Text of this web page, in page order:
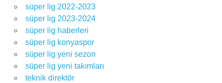
süper lig 2022-2023
süper lig 2023-2024
süper lig haberleri
süper lig konyaspor
süper lig yeni sezon
süper lig yeni takımları
teknik direktör